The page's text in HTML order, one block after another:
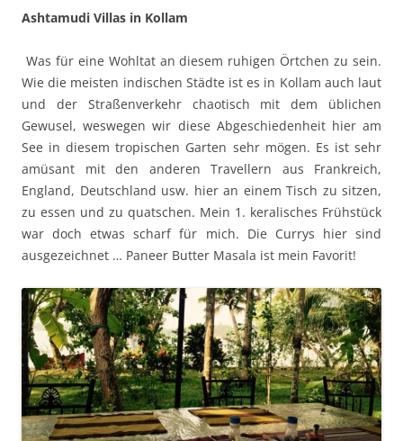
Ashtamudi Villas in Kollam
Was für eine Wohltat an diesem ruhigen Örtchen zu sein.
Wie die meisten indischen Städte ist es in Kollam auch laut
und der Straßenverkehr chaotisch mit dem üblichen
Gewusel, weswegen wir diese Abgeschiedenheit hier am
See in diesem tropischen Garten sehr mögen. Es ist sehr
amüsant mit den anderen Travellern aus Frankreich,
England, Deutschland usw. hier an einem Tisch zu sitzen,
zu essen und zu quatschen. Mein 1. keralisches Frühstück
war doch etwas scharf für mich. Die Currys hier sind
ausgezeichnet … Paneer Butter Masala ist mein Favorit!